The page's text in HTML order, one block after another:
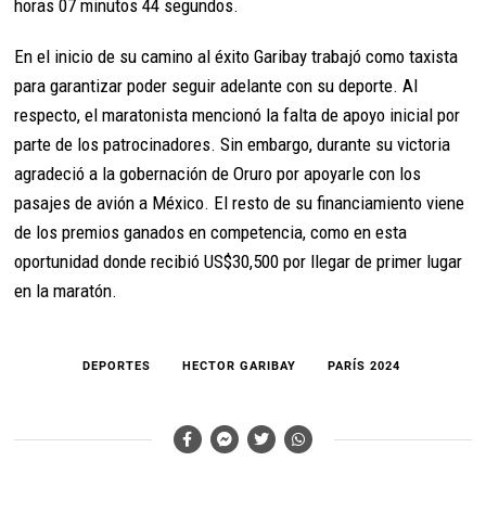
horas 07 minutos 44 segundos.
En el inicio de su camino al éxito Garibay trabajó como taxista
para garantizar poder seguir adelante con su deporte. Al
respecto, el maratonista mencionó la falta de apoyo inicial por
parte de los patrocinadores. Sin embargo, durante su victoria
agradeció a la gobernación de Oruro por apoyarle con los
pasajes de avión a México. El resto de su financiamiento viene
de los premios ganados en competencia, como en esta
oportunidad donde recibió US$30,500 por llegar de primer lugar
en la maratón.
DEPORTES HECTOR GARIBAY PARÍS 2024